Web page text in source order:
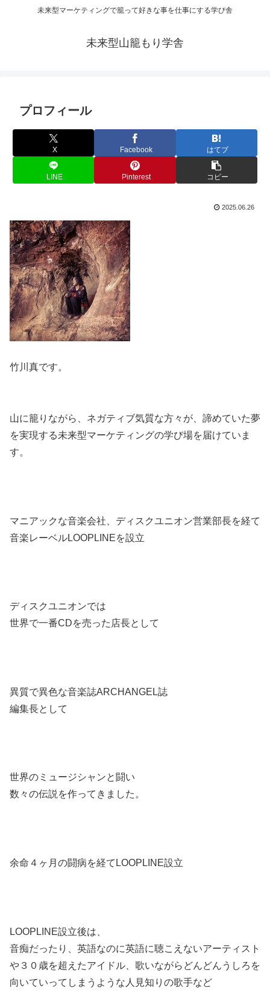
未来型マーケティングで籠って好きな事を仕事にする学び舎
未来型山籠もり学舎
プロフィール
X Facebook はてブ
LINE Pinterest コピー
2025.06.26
竹川真です。
山に籠りながら、ネガティブ気質な方々が、諦めていた夢
を実現する未来型マーケティングの学び場を届けていま
す。
マニアックな音楽会社、ディスクユニオン営業部長を経て
音楽レーベルLOOPLINEを設立
ディスクユニオンでは
世界で一番CDを売った店長として
異質で異色な音楽誌ARCHANGEL誌
編集長として
世界のミュージシャンと闘い
数々の伝説を作ってきました。
余命４ヶ月の闘病を経てLOOPLINE設立
LOOPLINE設立後は、
音痴だったり、英語なのに英語に聴こえないアーティスト
や３０歳を超えたアイドル、歌いながらどんどんうしろを
向いていってしまうような人見知りの歌手など